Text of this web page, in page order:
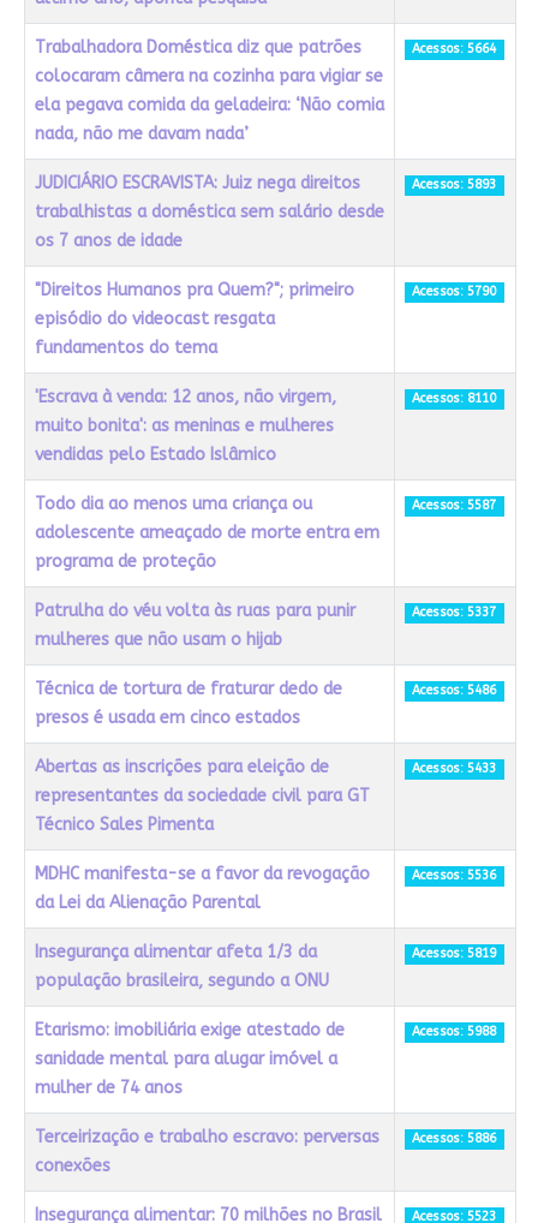
Trabalhadora Doméstica diz que patrões
colocaram câmera na cozinha para vigiar se
ela pegava comida da geladeira: ‘Não comia
nada, não me davam nada’
Acessos: 5664
JUDICIÁRIO ESCRAVISTA: Juiz nega direitos
trabalhistas a doméstica sem salário desde
os 7 anos de idade
Acessos: 5893
"Direitos Humanos pra Quem?"; primeiro
episódio do videocast resgata
fundamentos do tema
Acessos: 5790
'Escrava à venda: 12 anos, não virgem,
muito bonita': as meninas e mulheres
vendidas pelo Estado Islâmico
Acessos: 8110
Todo dia ao menos uma criança ou
adolescente ameaçado de morte entra em
programa de proteção
Acessos: 5587
Patrulha do véu volta às ruas para punir
mulheres que não usam o hijab
Acessos: 5337
Técnica de tortura de fraturar dedo de
presos é usada em cinco estados
Acessos: 5486
Abertas as inscrições para eleição de
representantes da sociedade civil para GT
Técnico Sales Pimenta
Acessos: 5433
MDHC manifesta-se a favor da revogação
da Lei da Alienação Parental
Acessos: 5536
Insegurança alimentar afeta 1/3 da
população brasileira, segundo a ONU
Acessos: 5819
Etarismo: imobiliária exige atestado de
sanidade mental para alugar imóvel a
mulher de 74 anos
Acessos: 5988
Terceirização e trabalho escravo: perversas
conexões
Acessos: 5886
Insegurança alimentar: 70 milhões no Brasil Acessos: 5523